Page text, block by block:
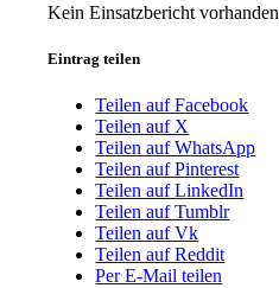
Kein Einsatzbericht vorhanden
Eintrag teilen
Teilen auf Facebook
Teilen auf X
Teilen auf WhatsApp
Teilen auf Pinterest
Teilen auf LinkedIn
Teilen auf Tumblr
Teilen auf Vk
Teilen auf Reddit
Per E-Mail teilen